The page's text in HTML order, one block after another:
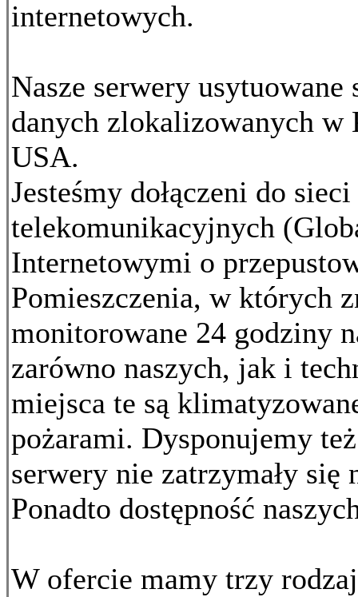
internetowych.
Nasze serwery
danych zlokalizowanych
USA.
Jesteśmy dołączeni do
telekomunikacyjnych
Internetowymi o
Pomieszczenia, w których
monitorowane 24 godziny
zarówno naszych, jak i
miejsca te są
pożarami. Dysponujemy
serwery nie zatrzymały
Ponadto dostępność
W ofercie mamy trzy